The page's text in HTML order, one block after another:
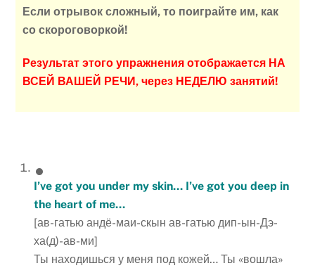
Если отрывок сложный, то поиграйте им, как
со скороговоркой!
Результат этого упражнения отображается НА
ВСЕЙ ВАШЕЙ РЕЧИ, через НЕДЕЛЮ занятий!
I’ve got you under my skin… I’ve got you deep in
the heart of me…
[ав-гатью андё-маи-скын ав-гатью дип-ын-Дэ-
ха(д)-ав-ми]
Ты находишься у меня под кожей… Ты «вошла»